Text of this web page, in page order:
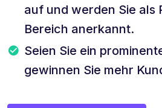
auf und werden Sie als
Bereich anerkannt.
Seien Sie ein
gewinnen Sie mehr